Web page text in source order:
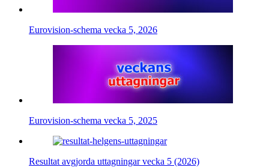
Eurovision-schema vecka 5, 2026
Eurovision-schema vecka 5, 2025
Resultat avgjorda uttagningar vecka 5 (2026)